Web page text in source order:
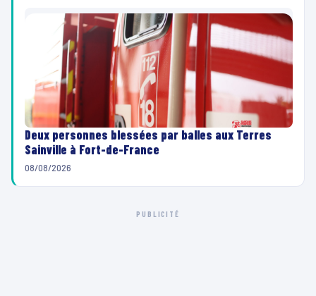
Deux personnes blessées par balles aux Terres
Sainville à Fort-de-France
08/08/2026
PUBLICITÉ